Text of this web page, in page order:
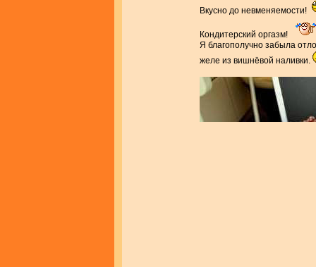
Вкусно до невменяемости!
Кондитерский оргазм!
Я благополучно забыла
желе из вишнёвой наливки.